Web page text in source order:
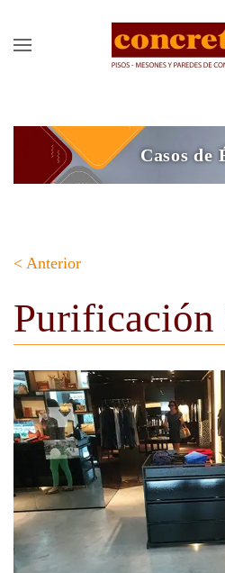
Casos de
< Anterior
Purificación